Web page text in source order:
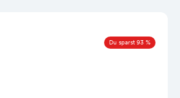
Du sparst 93 %